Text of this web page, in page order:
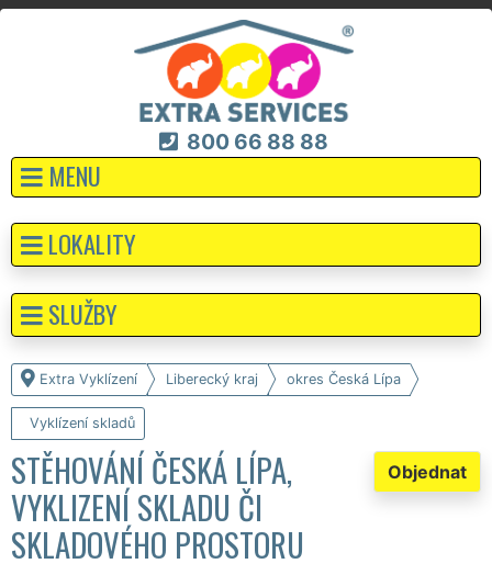
800 66 88 88
MENU
Extra Vyklízení Liberecký kraj okres Česká Lípa
Vyklízení skladů
Objednat
STĚHOVÁNÍ ČESKÁ LÍPA,
VYKLIZENÍ SKLADU ČI
SKLADOVÉHO PROSTORU
LOKALITY
SLUŽBY